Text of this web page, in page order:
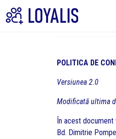
POLITICA DE
Versiunea 2.0
Modificată ultima
În acest document
Bd. Dimitrie